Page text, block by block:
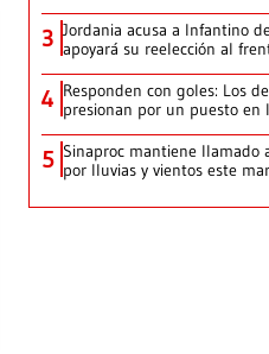
3 Jordania acusa a Infantino
apoyará su reelección al
4 Responden con goles: Los
presionan por un puesto en
5 Sinaproc mantiene llamado
por lluvias y vientos este